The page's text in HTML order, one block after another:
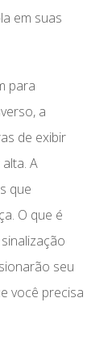
em suas
para
a
de exibir
A
que
O que é
seu
você precisa